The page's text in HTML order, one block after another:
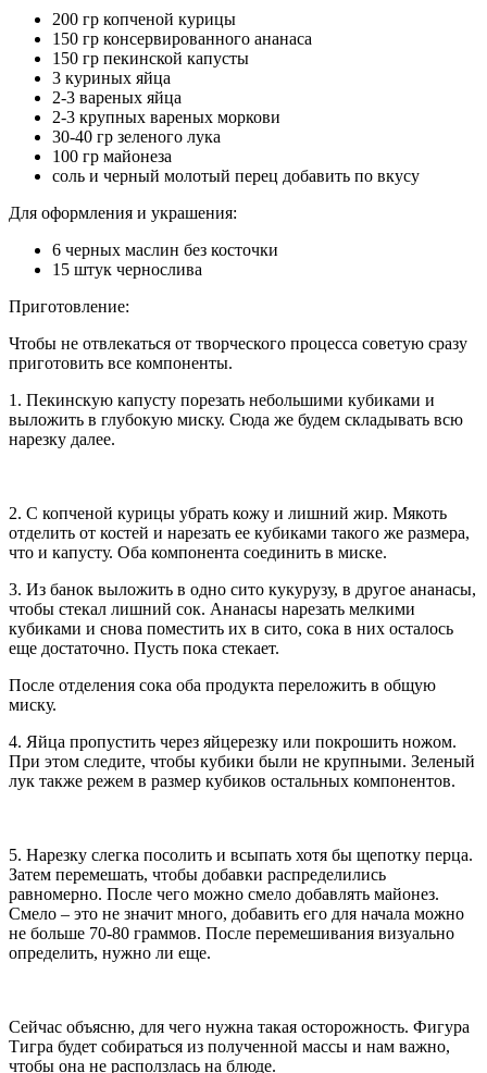
200 гр копченой курицы
150 гр консервированного ананаса
150 гр пекинской капусты
3 куриных яйца
2-3 вареных яйца
2-3 крупных вареных моркови
30-40 гр зеленого лука
100 гр майонеза
соль и черный молотый перец добавить по вкусу
Для оформления и украшения:
6 черных маслин без косточки
15 штук чернослива
Приготовление:
Чтобы не отвлекаться от творческого процесса советую сразу
приготовить все компоненты.
1. Пекинскую капусту порезать небольшими кубиками и
выложить в глубокую миску. Сюда же будем складывать всю
нарезку далее.
2. С копченой курицы убрать кожу и лишний жир. Мякоть
отделить от костей и нарезать ее кубиками такого же размера,
что и капусту. Оба компонента соединить в миске.
3. Из банок выложить в одно сито кукурузу, в другое ананасы,
чтобы стекал лишний сок. Ананасы нарезать мелкими
кубиками и снова поместить их в сито, сока в них осталось
еще достаточно. Пусть пока стекает.
После отделения сока оба продукта переложить в общую
миску.
4. Яйца пропустить через яйцерезку или покрошить ножом.
При этом следите, чтобы кубики были не крупными. Зеленый
лук также режем в размер кубиков остальных компонентов.
5. Нарезку слегка посолить и всыпать хотя бы щепотку перца.
Затем перемешать, чтобы добавки распределились
равномерно. После чего можно смело добавлять майонез.
Смело – это не значит много, добавить его для начала можно
не больше 70-80 граммов. После перемешивания визуально
определить, нужно ли еще.
Сейчас объясню, для чего нужна такая осторожность. Фигура
Тигра будет собираться из полученной массы и нам важно,
чтобы она не расползлась на блюде.